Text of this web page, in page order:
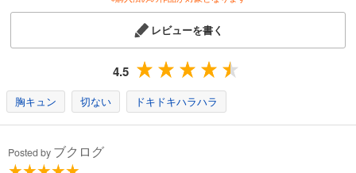
彼の不器用な素顔を知っていくたびに心が揺れ動き…。
偽りの夫婦であるウルジとラムダンの間には、果たして本当の愛が生
レビューを書く
4.5
胸キュン 切ない ドキドキハラハラ
Posted by ブクログ